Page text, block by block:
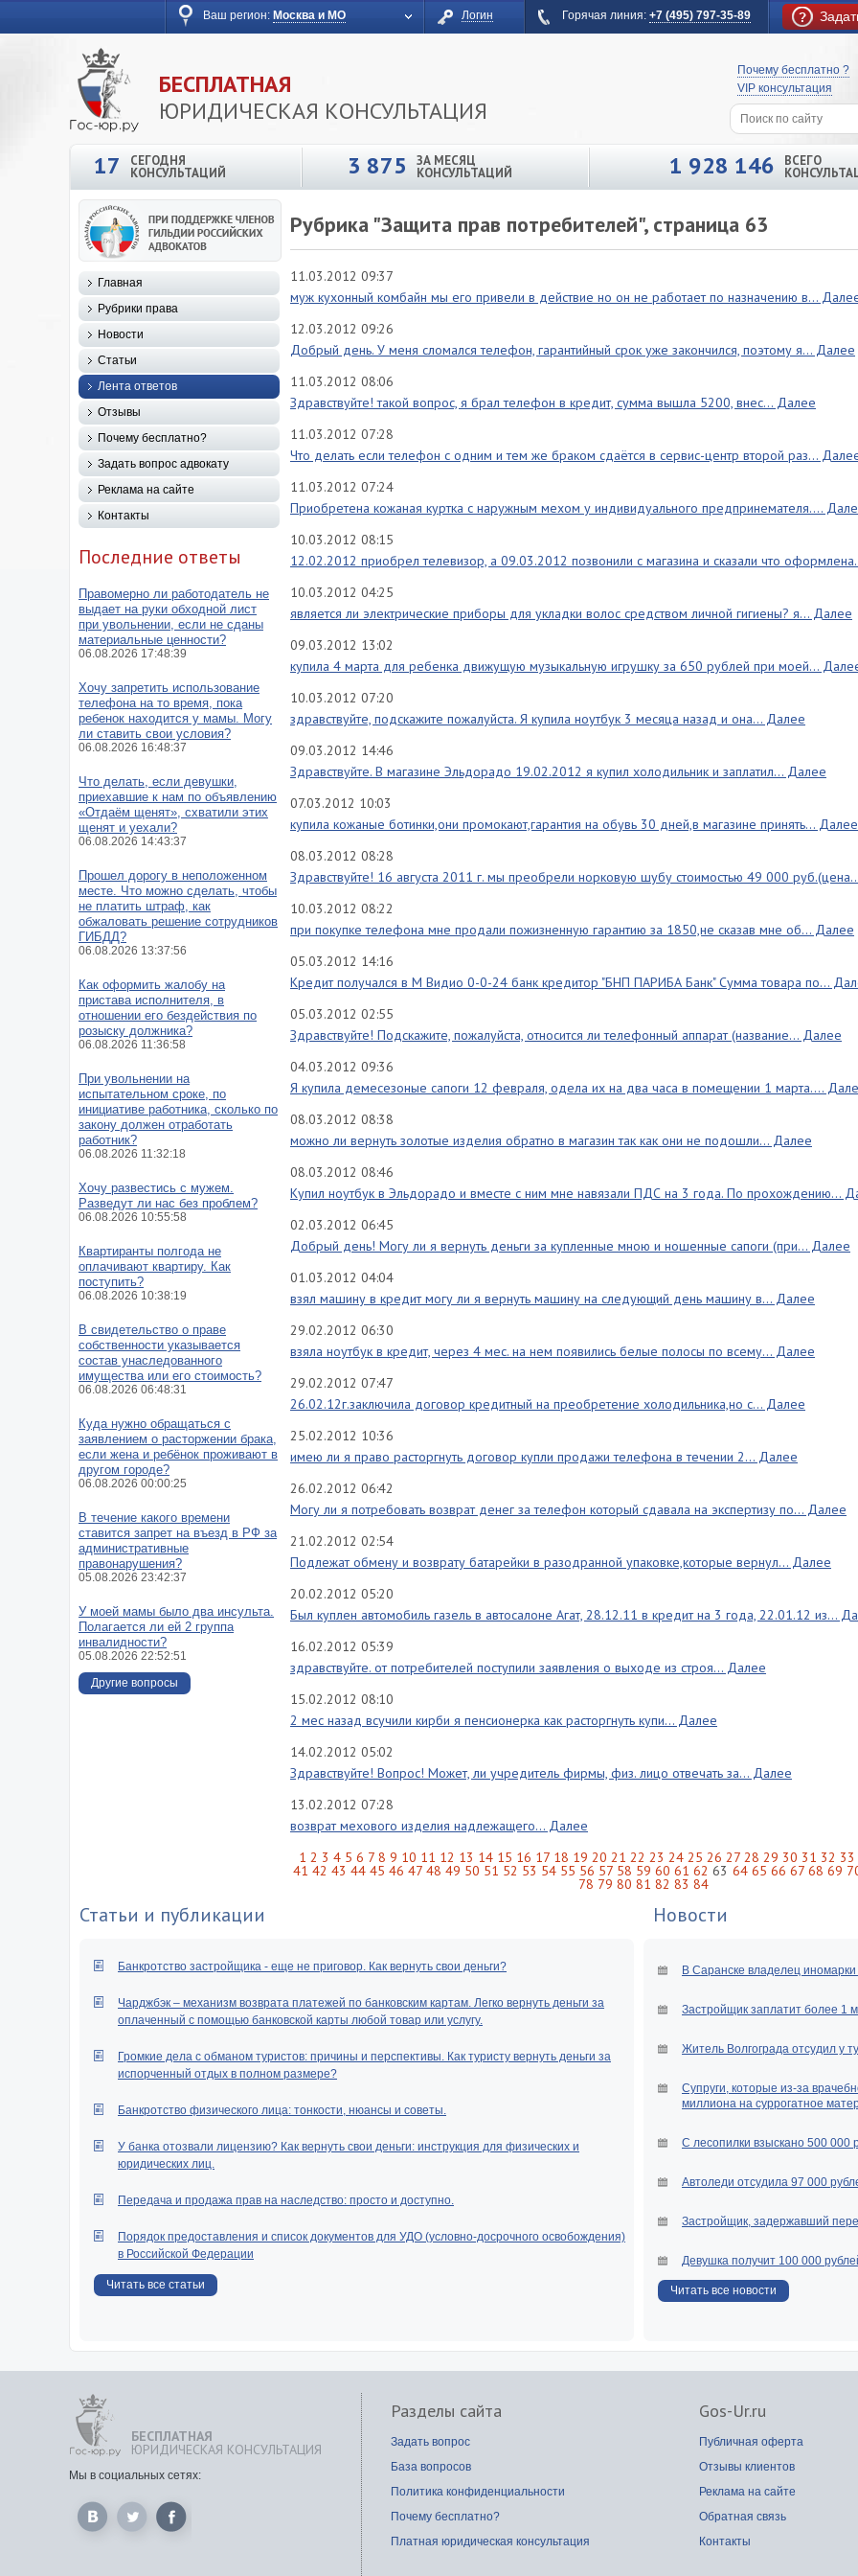
Ваш регион: Москва и МО Логин Горячая линия: +7 (495) 797-35-89
БЕСПЛАТНАЯ
ЮРИДИЧЕСКАЯ КОНСУЛЬТАЦИЯ
Почему бесплатно ?
VIP консультация
17 СЕГОДНЯ
КОНСУЛЬТАЦИЙ 3 875 ЗА МЕСЯЦ
КОНСУЛЬТАЦИЙ 1 928 146 ВСЕГО
Рубрика "Защита прав потребителей", страница 63
11.03.2012 09:37
муж кухонный комбайн мы его привели в действие но он не работает по назначению в...
12.03.2012 09:26
Добрый день. У меня сломался телефон, гарантийный срок уже закончился, поэтому я... Далее
11.03.2012 08:06
Здравствуйте! такой вопрос, я брал телефон в кредит, сумма вышла 5200, внес... Далее
11.03.2012 07:28
Что делать если телефон с одним и тем же браком сдаётся в сервис-центр второй раз...
11.03.2012 07:24
Приобретена кожаная куртка с наружным мехом у индивидуального предпринемателя....
10.03.2012 08:15
12.02.2012 приобрел телевизор, а 09.03.2012 позвонили с магазина и сказали что
10.03.2012 04:25
является ли электрические приборы для укладки волос средством личной гигиены? я... Далее
09.03.2012 13:02
купила 4 марта для ребенка движущую музыкальную игрушку за 650 рублей при моей...
10.03.2012 07:20
здравствуйте, подскажите пожалуйста. Я купила ноутбук 3 месяца назад и она... Далее
09.03.2012 14:46
Здравствуйте. В магазине Эльдорадо 19.02.2012 я купил холодильник и заплатил... Далее
07.03.2012 10:03
купила кожаные ботинки,они промокают,гарантия на обувь 30 дней,в магазине принять... Далее
08.03.2012 08:28
Здравствуйте! 16 августа 2011 г. мы преобрели норковую шубу стоимостью 49 000
10.03.2012 08:22
при покупке телефона мне продали пожизненную гарантию за 1850,не сказав мне об... Далее
05.03.2012 14:16
Кредит получался в М Видио 0-0-24 банк кредитор "БНП ПАРИБА Банк" Сумма товара по...
05.03.2012 02:55
Здравствуйте! Подскажите, пожалуйста, относится ли телефонный аппарат (название... Далее
04.03.2012 09:36
Я купила демесезоные сапоги 12 февраля, одела их на два часа в помещении 1 марта....
08.03.2012 08:38
можно ли вернуть золотые изделия обратно в магазин так как они не подошли... Далее
08.03.2012 08:46
Купил ноутбук в Эльдорадо и вместе с ним мне навязали ПДС на 3 года. По прохождению...
02.03.2012 06:45
Добрый день! Могу ли я вернуть деньги за купленные мною и ношенные сапоги (при... Далее
01.03.2012 04:04
взял машину в кредит могу ли я вернуть машину на следующий день машину в... Далее
29.02.2012 06:30
взяла ноутбук в кредит, через 4 мес. на нем появились белые полосы по всему... Далее
29.02.2012 07:47
26.02.12г.заключила договор кредитный на преобретение холодильника,но с... Далее
25.02.2012 10:36
имею ли я право расторгнуть договор купли продажи телефона в течении 2... Далее
26.02.2012 06:42
Могу ли я потребовать возврат денег за телефон который сдавала на экспертизу по... Далее
21.02.2012 02:54
Подлежат обмену и возврату батарейки в разодранной упаковке,которые вернул... Далее
20.02.2012 05:20
Был куплен автомобиль газель в автосалоне Агат, 28.12.11 в кредит на 3 года, 22.01.12 из...
16.02.2012 05:39
здравствуйте. от потребителей поступили заявления о выходе из строя... Далее
15.02.2012 08:10
2 мес назад всучили кирби я пенсионерка как расторгнуть купи... Далее
14.02.2012 05:02
Здравствуйте! Вопрос! Может, ли учредитель фирмы, физ. лицо отвечать за... Далее
13.02.2012 07:28
возврат мехового изделия надлежащего... Далее
1 2 3 4 5 6 7 8 9 10 11 12 13 14 15 16 17 18 19 20 21 22 23 24 25 26 27 28 29 30 31 32 33
41 42 43 44 45 46 47 48 49 50 51 52 53 54 55 56 57 58 59 60 61 62 63 64 65 66 67 68 69
78 79 80 81 82 83 84
Главная
Рубрики права
Новости
Статьи
Лента ответов
Отзывы
Почему бесплатно?
Задать вопрос адвокату
Реклама на сайте
Контакты
Последние ответы
Правомерно ли работодатель не
выдает на руки обходной лист
при увольнении, если не сданы
материальные ценности?
06.08.2026 17:48:39
Хочу запретить использование
телефона на то время, пока
ребенок находится у мамы. Могу
ли ставить свои условия?
06.08.2026 16:48:37
Что делать, если девушки,
приехавшие к нам по объявлению
«Отдаём щенят», схватили этих
щенят и уехали?
06.08.2026 14:43:37
Прошел дорогу в неположенном
месте. Что можно сделать, чтобы
не платить штраф, как
обжаловать решение сотрудников
ГИБДД?
06.08.2026 13:37:56
Как оформить жалобу на
пристава исполнителя, в
отношении его бездействия по
розыску должника?
06.08.2026 11:36:58
При увольнении на
испытательном сроке, по
инициативе работника, сколько по
закону должен отработать
работник?
06.08.2026 11:32:18
Хочу развестись с мужем.
Разведут ли нас без проблем?
06.08.2026 10:55:58
Квартиранты полгода не
оплачивают квартиру. Как
поступить?
06.08.2026 10:38:19
В свидетельство о праве
собственности указывается
состав унаследованного
имущества или его стоимость?
06.08.2026 06:48:31
Куда нужно обращаться с
заявлением о расторжении брака,
если жена и ребёнок проживают в
другом городе?
06.08.2026 00:00:25
В течение какого времени
ставится запрет на въезд в РФ за
административные
правонарушения?
05.08.2026 23:42:37
У моей мамы было два инсульта.
Полагается ли ей 2 группа
инвалидности?
05.08.2026 22:52:51
Другие вопросы
Статьи и публикации
Банкротство застройщика - еще не приговор. Как вернуть свои деньги?
Чарджбэк – механизм возврата платежей по банковским картам. Легко вернуть деньги за
оплаченный с помощью банковской карты любой товар или услугу.
Громкие дела с обманом туристов: причины и перспективы. Как туристу вернуть деньги за
испорченный отдых в полном размере?
Банкротство физического лица: тонкости, нюансы и советы.
У банка отозвали лицензию? Как вернуть свои деньги: инструкция для физических и
юридических лиц.
Передача и продажа прав на наследство: просто и доступно.
Порядок предоставления и список документов для УДО (условно-досрочного освобождения)
в Российской Федерации
Читать все статьи
Новости
В Саранске владелец
Застройщик заплатит более 1
Житель Волгограда отсудил у
Супруги, которые из-за
миллиона на суррогатное
С лесопилки взыскано 500 000
Автоледи отсудила 97 000
Застройщик, задержавший
Девушка получит 100 000
Читать все новости
БЕСПЛАТНАЯ
ЮРИДИЧЕСКАЯ КОНСУЛЬТАЦИЯ
Мы в социальных сетях:
Разделы сайта
Задать вопрос
База вопросов
Политика конфиденциальности
Почему бесплатно?
Платная юридическая консультация
Gos-Ur.ru
Публичная оферта
Отзывы клиентов
Реклама на сайте
Обратная связь
Контакты